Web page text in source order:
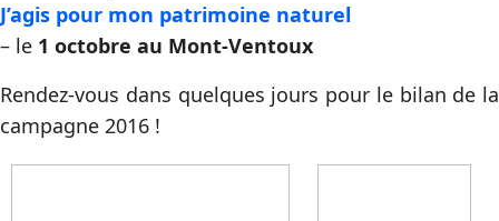
J’agis pour mon patrimoine naturel
– le 1 octobre au Mont-Ventoux
Rendez-vous dans quelques jours pour le bilan de la
campagne 2016 !